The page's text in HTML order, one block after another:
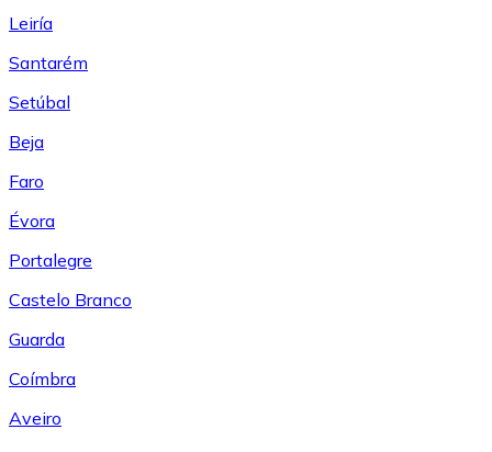
Leiría
Santarém
Setúbal
Beja
Faro
Évora
Portalegre
Castelo Branco
Guarda
Coímbra
Aveiro